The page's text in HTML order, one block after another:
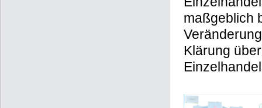
maßgeblich
Klärung